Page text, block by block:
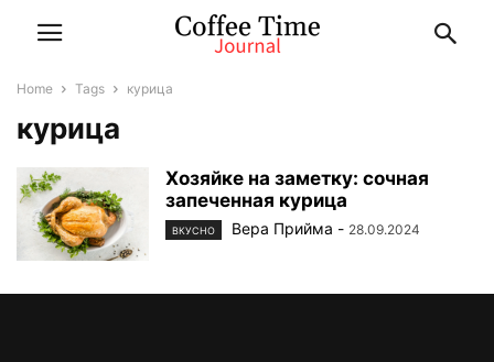
Home Tags курица
курица
Хозяйке на заметку: сочная
запеченная курица
ВКУСНО Вера Прийма - 28.09.2024